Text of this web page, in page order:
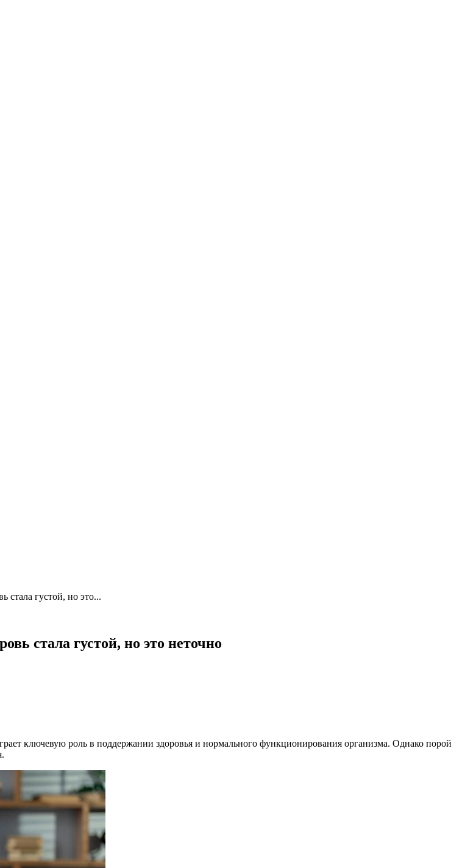
стала густой, но это...
стала густой, но это неточно
ключевую роль в поддержании здоровья и нормального функционирования организма. Однако порой